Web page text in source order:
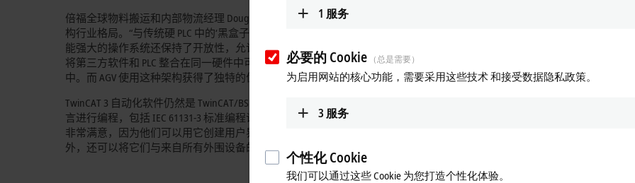
倍福全球物料搬运和内部物流经理 Doug Schuchart 表示，TwinCAT/BSD 可以帮助 OMR 以及其它很多物料搬运专家改变生态
构行业格局。“与传统硬 PLC 中的‘黑盒子’方案不同，TwinCAT/BSD 是倍福数十年来控制技术发展的成果。”Schuchart 说道，“
能强大的操作系统还保持了开放性，允许设备运行 Linux 发行版本等第三方软件，并且可以在我们新的 Hypervisor 中运行虚
将第三方软件和 PLC 整合在同一硬件中可以为很多应用带来优势，无论是在本地操作系统中，还是在虚拟机中的另一个操
中。而 AGV 使用这种架构获得了独特的优势。”
TwinCAT 3 自动化软件仍然是 TwinCAT/BSD 应用的端到端开发和运行时平台。OMR 的工程师们很喜欢在 Visual Studio
言进行编程，包括 IEC 61131-3 标准编程语言及其面向对象的语言扩展和功能块以及计算机科学标准语言。“我们的团队对
非常满意，因为他们可以用它创建用户界面，例如生产线上的功能检查。这比在 Linux 中使用命令行要直观得多。”Jones 说
外，还可以将它们与来自所有外围设备的数据连接起来，提高数据的可见性。”
1 服务
必要的 Cookie （总是需要）
为启用网站的核心功能，需要采用这些技术 和接受数据隐私政策。
3 服务
个性化 Cookie
我们可以通过这些 Cookie 为您打造个性化体验。